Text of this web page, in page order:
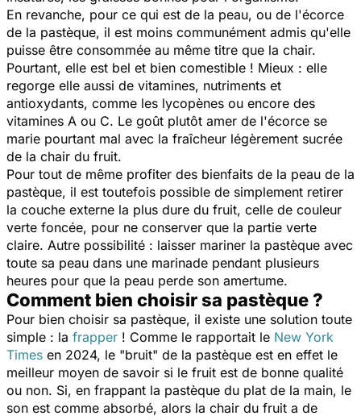
En revanche, pour ce qui est de la peau, ou de l'écorce
de la pastèque, il est moins communément admis qu'elle
puisse être consommée au même titre que la chair.
Pourtant, elle est bel et bien comestible ! Mieux : elle
regorge elle aussi de vitamines, nutriments et
antioxydants, comme les lycopènes ou encore des
vitamines A ou C. Le goût plutôt amer de l'écorce se
marie pourtant mal avec la fraîcheur légèrement sucrée
de la chair du fruit.
Pour tout de même profiter des bienfaits de la peau de la
pastèque, il est toutefois possible de simplement retirer
la couche externe la plus dure du fruit, celle de couleur
verte foncée, pour ne conserver que la partie verte
claire. Autre possibilité : laisser mariner la pastèque avec
toute sa peau dans une marinade pendant plusieurs
heures pour que la peau perde son amertume.
Comment bien choisir sa pastèque ?
Pour bien choisir sa pastèque, il existe une solution toute
simple : la frapper ! Comme le rapportait le New York
Times en 2024, le "bruit" de la pastèque est en effet le
meilleur moyen de savoir si le fruit est de bonne qualité
ou non. Si, en frappant la pastèque du plat de la main, le
son est comme absorbé, alors la chair du fruit a de